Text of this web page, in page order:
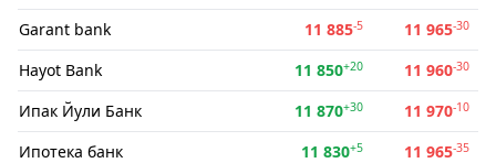
Garant bank 11 885-5 11 965-30
Hayot Bank 11 850+20 11 960-30
Ипак Йули Банк 11 870+30 11 970-10
Ипотека банк 11 830+5 11 965-35